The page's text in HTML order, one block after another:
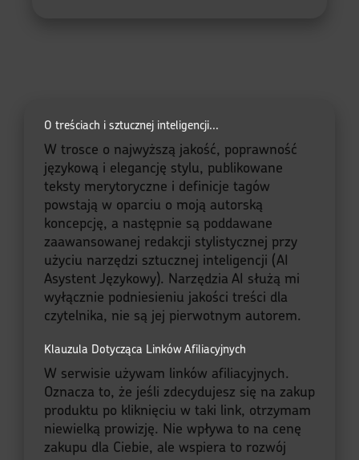
O treściach i sztucznej inteligencji...
W trosce o najwyższą jakość, poprawność
językową i elegancję stylu, publikowane
teksty merytoryczne i definicje tagów
powstają w oparciu o moją autorską
koncepcję, a następnie są poddawane
zaawansowanej redakcji stylistycznej przy
użyciu narzędzi sztucznej inteligencji (AI
Asystent Językowy). Narzędzia AI służą mi
wyłącznie podniesieniu jakości treści dla
czytelnika, nie są jej pierwotnym autorem.
Klauzula Dotycząca Linków Afiliacyjnych
W serwisie używam linków afiliacyjnych.
Oznacza to, że jeśli zdecydujesz się na zakup
produktu po kliknięciu w taki link, otrzymam
niewielką prowizję. Nie wpływa to na cenę
zakupu dla Ciebie, ale wspiera to rozwój